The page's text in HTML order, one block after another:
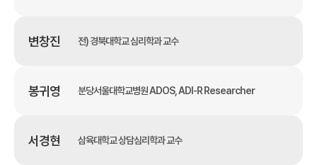
변창진 전) 경북대학교 심리학과 교수
봉귀영 분당서울대학교병원 ADOS, ADI-R Researcher
서경현 삼육대학교 상담심리학과 교수